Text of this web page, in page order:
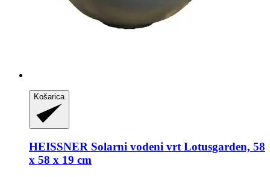
Košarica
HEISSNER Solarni vodeni vrt Lotusgarden, 58
x 58 x 19 cm